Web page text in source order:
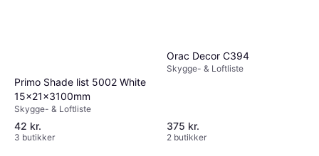
Primo Shade list 5002 White
15x21x3100mm
Skygge- & Loftliste
42 kr.
3 butikker
Orac Decor C394
Skygge- & Loftliste
375 kr.
2 butikker